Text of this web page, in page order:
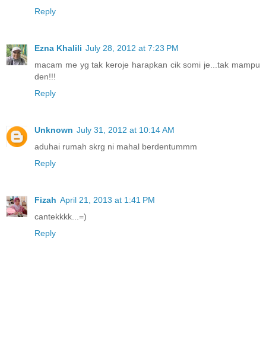
Reply
Ezna Khalili July 28, 2012 at 7:23 PM
macam me yg tak keroje harapkan cik somi je...tak mampu
den!!!
Reply
Unknown July 31, 2012 at 10:14 AM
aduhai rumah skrg ni mahal berdentummm
Reply
Fizah April 21, 2013 at 1:41 PM
cantekkkk...=)
Reply